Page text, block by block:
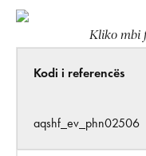
Kliko mbi
Kodi i referencës
aqshf_ev_phn02506